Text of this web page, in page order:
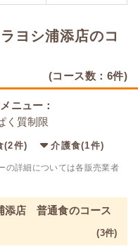
ヨシ浦添店のコ
(コース数：6件)
ニュー：
く質制限
(2件) 介護食(1件)
の詳細については各販売業者
添店 普通食のコース
(3件)